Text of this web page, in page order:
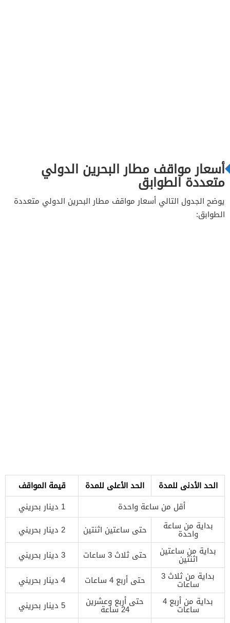
أسعار مواقف مطار البحرين الدولي
متعددة الطوابق
يوضح الجدول التالي أسعار مواقف مطار البحرين الدولي متعددة
الطوابق:
الحد الأدنى للمدة الحد الأعلى للمدة
قيمة المواقف
أقل من ساعة واحدة
1 دينار بحريني
بداية من ساعة
واحدة حتى ساعتين اثنتين
2 دينار بحريني
بداية من ساعتين
اثنتين حتى ثلاث 3 ساعات
3 دينار بحريني
بداية من ثلاث 3
ساعات حتى أربع 4 ساعات
4 دينار بحريني
بداية من أربع 4
ساعات
حتى أربع وعشرين
24 ساعة
5 دينار بحريني